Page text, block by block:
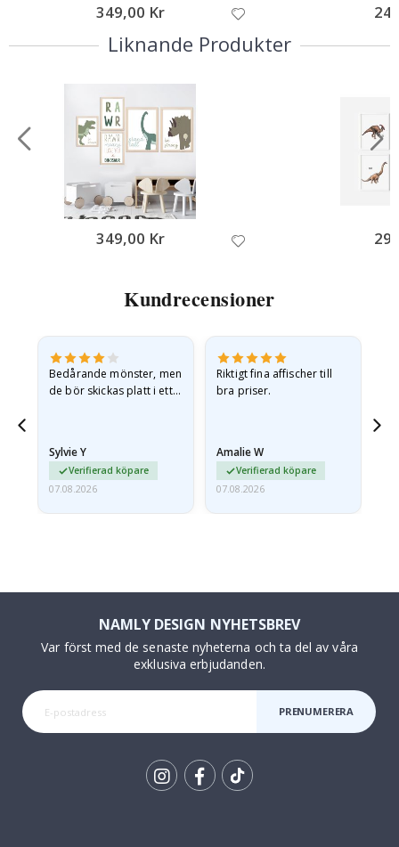
349,00 Kr
Liknande Produkter
349,00 Kr
Kundrecensioner
Bedårande mönster, men
de bör skickas platt i ett
Sylvie Y
Verifierad köpare
07.08.2026
Riktigt fina affischer till
bra priser.
Amalie W
Verifierad köpare
07.08.2026
NAMLY DESIGN NYHETSBREV
Var först med de senaste nyheterna och ta del av våra
exklusiva erbjudanden.
PRENUMERERA